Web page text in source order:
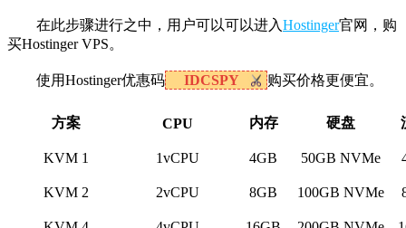
在此步骤进行之中，用户可以可以进入Hostinger官网，购
买Hostinger VPS。
使用Hostinger优惠码 IDCSPY 购买价格更便宜。
方案 CPU 内存 硬盘
KVM 1 1vCPU 4GB 50GB NVMe
KVM 2 2vCPU 8GB 100GB NVMe